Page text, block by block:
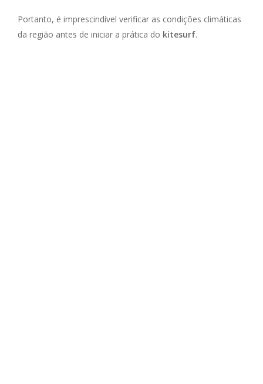
Portanto, é imprescindível verificar as condições climáticas
da região antes de iniciar a prática do kitesurf.